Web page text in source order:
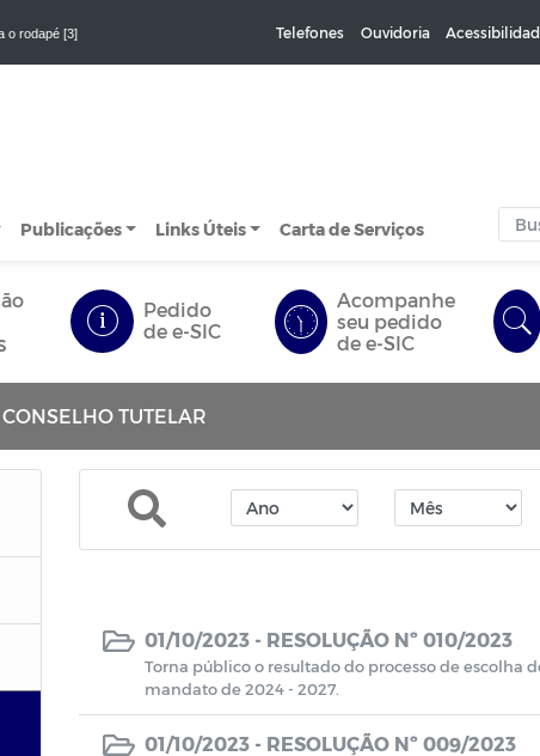
o rodapé [3] Telefones Ouvidoria
Publicações Links Úteis Carta de Serviços
Pedido
de e-SIC
Acompanhe
seu pedido
de e-SIC
TUTELAR
01/10/2023 - RESOLUÇÃO Nº 010/2023
Torna público o resultado do processo de escolha
mandato de 2024 - 2027.
01/10/2023 - RESOLUÇÃO Nº 009/2023